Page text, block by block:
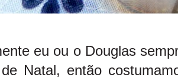
eu ou o Douglas
Natal, então